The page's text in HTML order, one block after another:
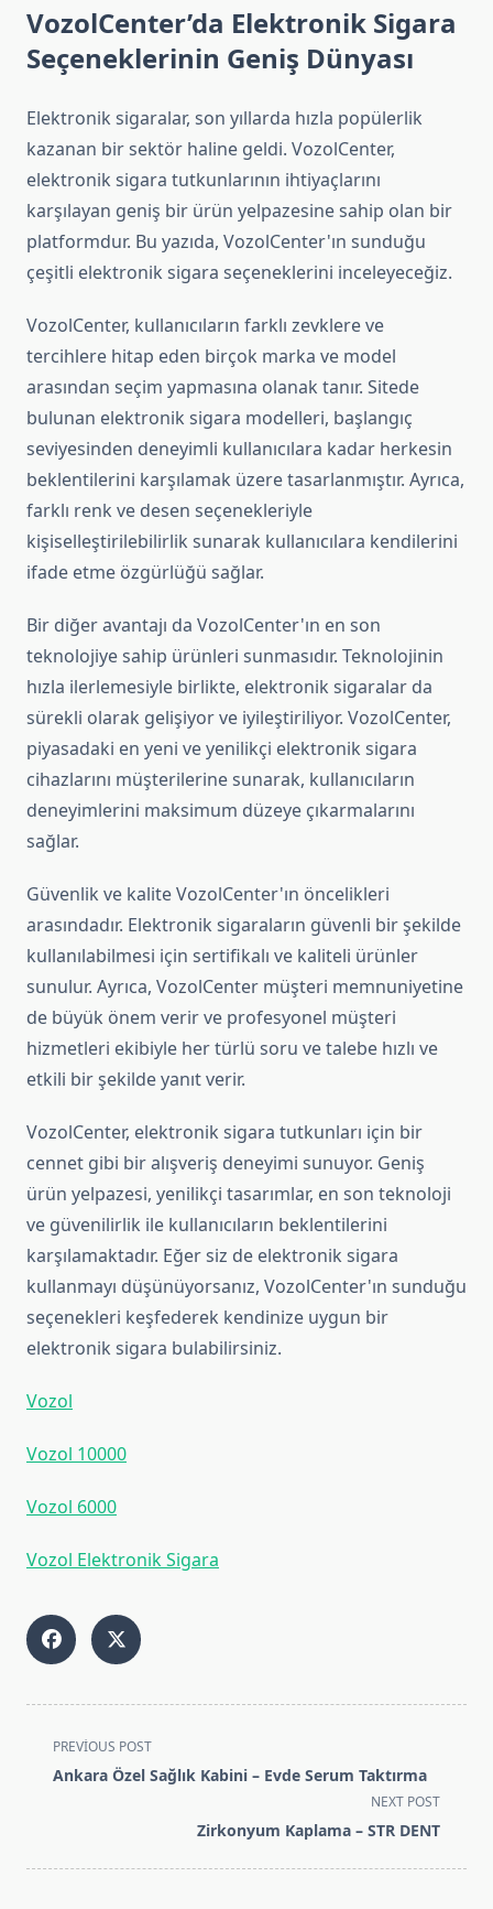
VozolCenter’da Elektronik Sigara
Seçeneklerinin Geniş Dünyası
Elektronik sigaralar, son yıllarda hızla popülerlik
kazanan bir sektör haline geldi. VozolCenter,
elektronik sigara tutkunlarının ihtiyaçlarını
karşılayan geniş bir ürün yelpazesine sahip olan bir
platformdur. Bu yazıda, VozolCenter'ın sunduğu
çeşitli elektronik sigara seçeneklerini inceleyeceğiz.
VozolCenter, kullanıcıların farklı zevklere ve
tercihlere hitap eden birçok marka ve model
arasından seçim yapmasına olanak tanır. Sitede
bulunan elektronik sigara modelleri, başlangıç
seviyesinden deneyimli kullanıcılara kadar herkesin
beklentilerini karşılamak üzere tasarlanmıştır. Ayrıca,
farklı renk ve desen seçenekleriyle
kişiselleştirilebilirlik sunarak kullanıcılara kendilerini
ifade etme özgürlüğü sağlar.
Bir diğer avantajı da VozolCenter'ın en son
teknolojiye sahip ürünleri sunmasıdır. Teknolojinin
hızla ilerlemesiyle birlikte, elektronik sigaralar da
sürekli olarak gelişiyor ve iyileştiriliyor. VozolCenter,
piyasadaki en yeni ve yenilikçi elektronik sigara
cihazlarını müşterilerine sunarak, kullanıcıların
deneyimlerini maksimum düzeye çıkarmalarını
sağlar.
Güvenlik ve kalite VozolCenter'ın öncelikleri
arasındadır. Elektronik sigaraların güvenli bir şekilde
kullanılabilmesi için sertifikalı ve kaliteli ürünler
sunulur. Ayrıca, VozolCenter müşteri memnuniyetine
de büyük önem verir ve profesyonel müşteri
hizmetleri ekibiyle her türlü soru ve talebe hızlı ve
etkili bir şekilde yanıt verir.
VozolCenter, elektronik sigara tutkunları için bir
cennet gibi bir alışveriş deneyimi sunuyor. Geniş
ürün yelpazesi, yenilikçi tasarımlar, en son teknoloji
ve güvenilirlik ile kullanıcıların beklentilerini
karşılamaktadır. Eğer siz de elektronik sigara
kullanmayı düşünüyorsanız, VozolCenter'ın sunduğu
seçenekleri keşfederek kendinize uygun bir
elektronik sigara bulabilirsiniz.
Vozol
Vozol 10000
Vozol 6000
Vozol Elektronik Sigara
<span
class="nav-
text">Page</span>
PREVIOUS POST
Ankara Özel Sağlık Kabini – Evde Serum Taktırma
NEXT POST
Zirkonyum Kaplama – STR DENT